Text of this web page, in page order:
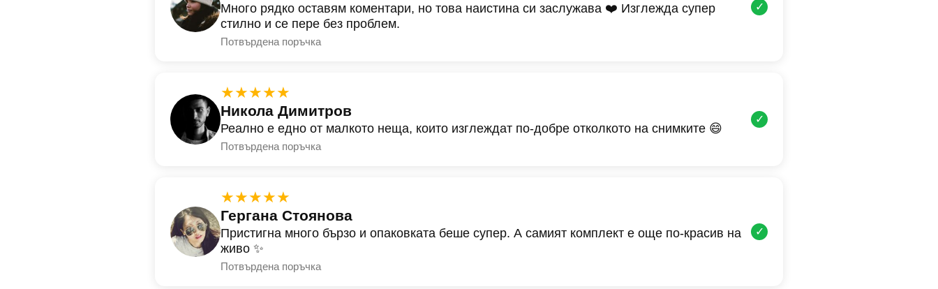
Много рядко оставям коментари, но това наистина си заслужава ❤️ Изглежда супер
стилно и се пере без проблем.
Потвърдена поръчка
✓
★★★★★
Никола Димитров
Реално е едно от малкото неща, които изглеждат по-добре отколкото на снимките 😄
Потвърдена поръчка
✓
★★★★★
Гергана Стоянова
Пристигна много бързо и опаковката беше супер. А самият комплект е още по-красив на
живо ✨
Потвърдена поръчка
✓